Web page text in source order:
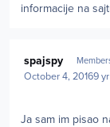
informacije na
spajspy
October 4, 20169 yr
Ja sam im pisao